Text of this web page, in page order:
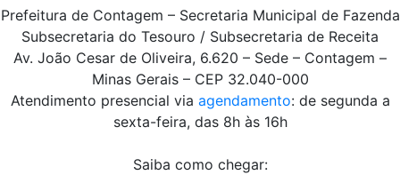
Prefeitura de Contagem – Secretaria Municipal de Fazenda
Subsecretaria do Tesouro / Subsecretaria de Receita
Av. João Cesar de Oliveira, 6.620 – Sede – Contagem –
Minas Gerais – CEP 32.040-000
Atendimento presencial via agendamento: de segunda a
sexta-feira, das 8h às 16h
Saiba como chegar: